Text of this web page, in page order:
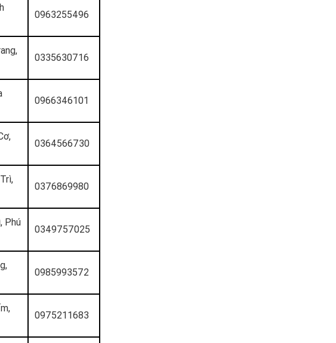
0963255496
0335630716
0966346101
0364566730
0376869980
Phú
0349757025
0985993572
0975211683